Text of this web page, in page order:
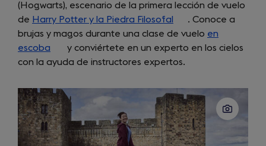
in
a
new
tab)
(Hogwarts), escenario de la primera lección de vuelo
de Harry Potter y la Piedra Filosofal
(opens
in
a
new
. Conoce a
brujas y magos durante una clase de vuelo en
escoba (opens
in
new
tab)
y conviértete en un experto en los cielos
con la ayuda de instructores expertos.